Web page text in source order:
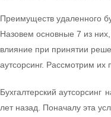
Преимуществ удаленного
Назовем основные 7 из
влияние при принятии
аутсорсинг. Рассмотрим их
Бухгалтерский аутсорсинг
лет назад. Поначалу эта